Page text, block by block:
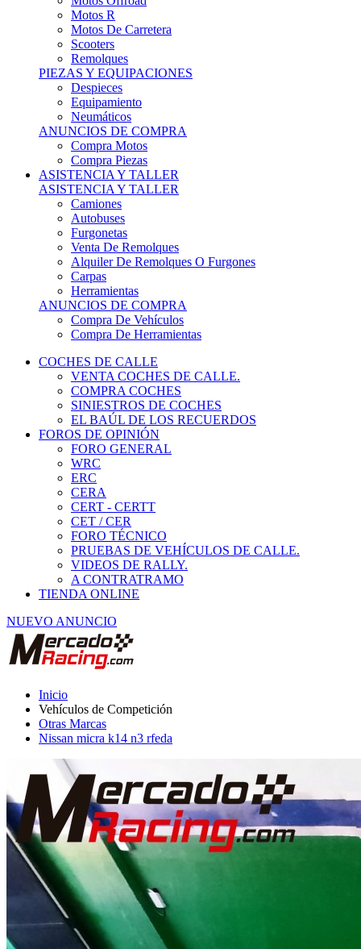
Motos R
Motos De Carretera
Scooters
Remolques
PIEZAS Y EQUIPACIONES
Despieces
Equipamiento
Neumáticos
ANUNCIOS DE COMPRA
Compra Motos
Compra Piezas
ASISTENCIA Y TALLER
ASISTENCIA Y TALLER
Camiones
Autobuses
Furgonetas
Venta De Remolques
Alquiler De Remolques O Furgones
Carpas
Herramientas
ANUNCIOS DE COMPRA
Compra De Vehículos
Compra De Herramientas
COCHES DE CALLE
VENTA COCHES DE CALLE.
COMPRA COCHES
SINIESTROS DE COCHES
EL BAÚL DE LOS RECUERDOS
FOROS DE OPINIÓN
FORO GENERAL
WRC
ERC
CERA
CERT - CERTT
CET / CER
FORO TÉCNICO
PRUEBAS DE VEHÍCULOS DE CALLE.
VIDEOS DE RALLY.
A CONTRATRAMO
TIENDA ONLINE
NUEVO ANUNCIO
Inicio
Vehículos de Competición
Otras Marcas
Nissan micra k14 n3 rfeda